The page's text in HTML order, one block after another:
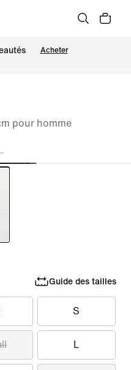
Acheter
pour homme
Guide des tailles
S
L